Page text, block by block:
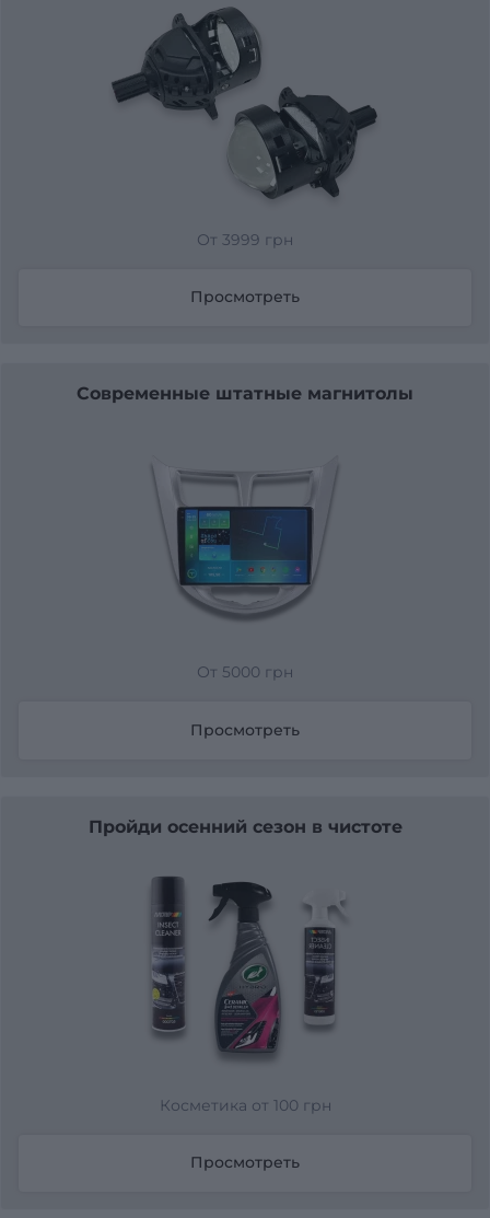
От 3999 грн
Просмотреть
Современные штатные магнитолы
От 5000 грн
Просмотреть
Пройди осенний сезон в чистоте
Косметика от 100 грн
Просмотреть